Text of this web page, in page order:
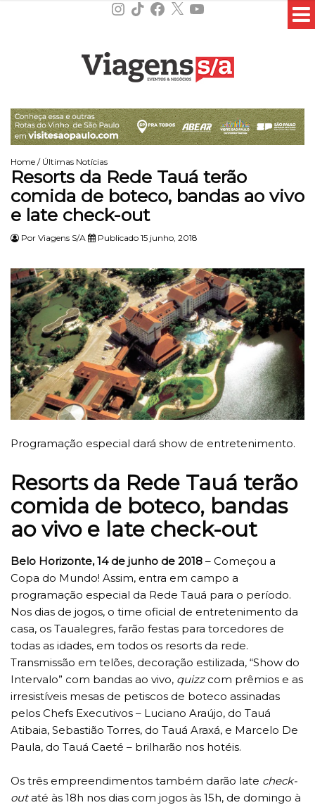
Instagram
TikTokFacebook
X YouTube
Home / Últimas Notícias
Resorts da Rede Tauá terão
comida de boteco, bandas ao vivo
e late check-out
Por Viagens S/A Publicado 15 junho, 2018
Programação especial dará show de entretenimento.
Resorts da Rede Tauá terão
comida de boteco, bandas
ao vivo e late check-out
Belo Horizonte, 14 de junho de 2018 – Começou a
Copa do Mundo! Assim, entra em campo a
programação especial da Rede Tauá para o período.
Nos dias de jogos, o time oficial de entretenimento da
casa, os Taualegres, farão festas para torcedores de
todas as idades, em todos os resorts da rede.
Transmissão em telões, decoração estilizada, “Show do
Intervalo” com bandas ao vivo, quizzcom prêmios e as
irresistíveis mesas de petiscos de boteco assinadas
pelos Chefs Executivos – Luciano Araújo, do Tauá
Atibaia, Sebastião Torres, do Tauá Araxá, e Marcelo De
Paula, do Tauá Caeté – brilharão nos hotéis.
Os três empreendimentos também darão late check-
outaté às 18h nos dias com jogos às 15h, de domingo à